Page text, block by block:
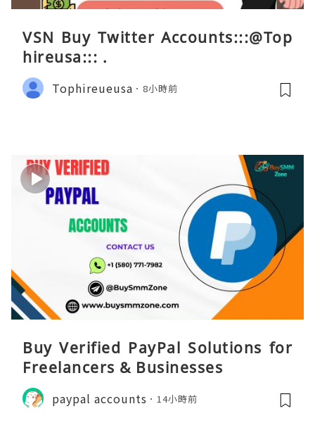
VSN Buy Twitter Accounts:::@Top
hireusa::: .
Tophireueusa 8小時前
Buy Verified PayPal Solutions for
Freelancers & Businesses
paypal accounts 14小時前